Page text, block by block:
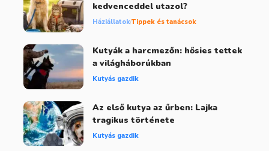
kedvenceddel utazol?
HáziállatokTippek és tanácsok
Kutyák a harcmezőn: hősies tettek
a világháborúkban
Kutyás gazdik
Az első kutya az űrben: Lajka
tragikus története
Kutyás gazdik